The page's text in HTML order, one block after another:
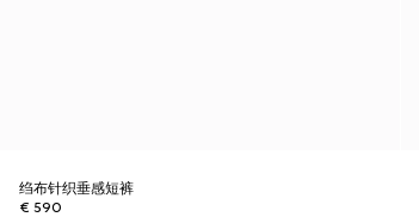
绉布针织垂感短裤
€ 590